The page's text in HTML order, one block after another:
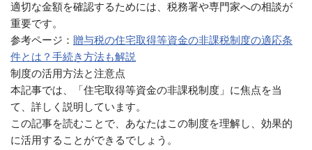
適切な金額を確認するためには、税務署や専門家への相談が
重要です。
参考ページ： 贈与税の住宅取得等資金の非課税制度の適応条
件とは？手続き方法も解説
制度の活用方法と注意点
本記事では、「住宅取得等資金の非課税制度」に焦点を当
て、詳しく説明しています。
この記事を読むことで、あなたはこの制度を理解し、効果的
に活用することができるでしょう。